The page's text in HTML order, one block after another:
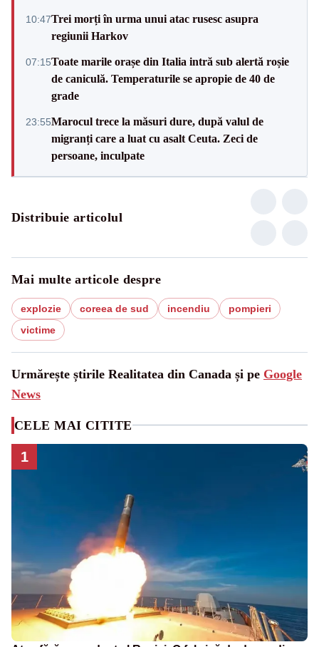
10:47Trei morți în urma unui atac rusesc asupra
regiunii Harkov
07:15Toate marile orașe din Italia intră sub alertă roșie
de caniculă. Temperaturile se apropie de 40 de
grade
23:55Marocul trece la măsuri dure, după valul de
migranți care a luat cu asalt Ceuta. Zeci de
persoane, inculpate
Distribuie articolul
Mai multe articole despre
explozie coreea de sud incendiu
pompieri
victime
Urmărește știrile Realitatea din Canada și pe Google
News
CELE MAI CITITE
1